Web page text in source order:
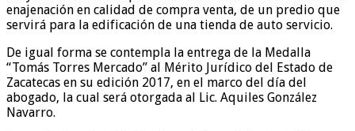
enajenación en calidad de compra venta, de un predio que
servirá para la edificación de una tienda de auto servicio.
De igual forma se contempla la entrega de la Medalla
“Tomás Torres Mercado” al Mérito Jurídico del Estado de
Zacatecas en su edición 2017, en el marco del día del
abogado, la cual será otorgada al Lic. Aquiles González
Navarro.